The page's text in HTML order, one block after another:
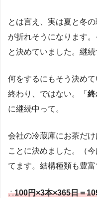
とは言え、実は夏と冬
が折れそうになります
と決めていました。継続
何をするにもそう決め
終わり、ではない。「 終
に継続中って。
会社の冷蔵庫にお茶だ
ことに決めました。（
てます。結構種類も豊富
∴100円×3本×365日＝